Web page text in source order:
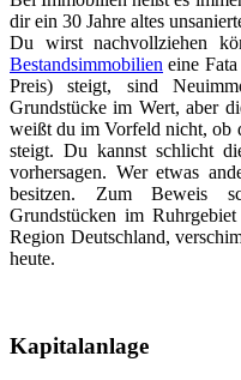
dir ein 30 Jahre altes
Du wirst nachvollziehen
Bestandsimmobilien eine
Preis) steigt, sind
Grundstücke im Wert, aber
weißt du im Vorfeld nicht, ob
steigt. Du kannst schlicht
vorhersagen. Wer etwas
besitzen. Zum Beweis
Grundstücken im
Region Deutschland,
heute.
Kapitalanlage